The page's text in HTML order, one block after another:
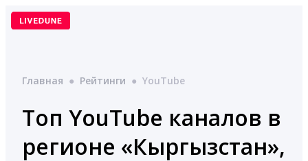
Перейти
Главная ● Рейтинги ● YouTube
Топ YouTube каналов в
регионе «Кыргызстан»,